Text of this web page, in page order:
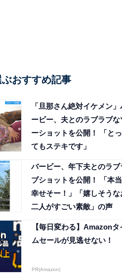
おすすめ記事
「旦那さん絶対イケメン」
ービー、夫とのラブラブな
ーショットを公開！ 「とっ
てもステキです」
バービー、年下夫とのラブ
ブショットを公開！ 「本当
幸せそー！」「嬉しそうな
二人がすごい素敵」の声
【毎日変わる】Amazonタ
ムセールが見逃せない！
PR(Amazon)